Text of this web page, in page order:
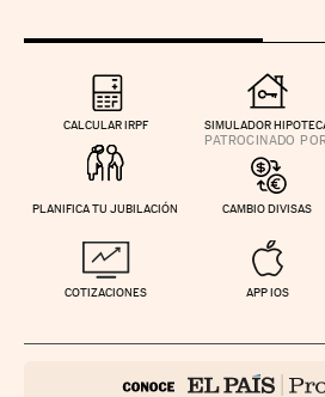
CALCULAR IRPF SIMULADOR
PLANIFICA TU JUBILACIÓN CAMBIO DIVISAS
COTIZACIONES APP IOS